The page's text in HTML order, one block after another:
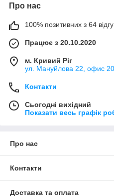
Про нас
100% позитивних з 64
Працює з 20.10.2020
м. Кривий Ріг
ул. Мануйлова 22, офис
Контакти
Сьогодні вихідний
Показати весь графік
Про нас
Контакти
Доставка та оплата